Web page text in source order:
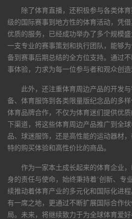
除了体育直播，还积极参与各类体
级的国际赛事到地方性的体育活动，凭
优质的服务，已经成功举办了多个规模
一支专业的赛事策划和执行团队，能够
备到赛事后期总结的全方位支持。通过
事体验，力求为每一位参与者和观众创造
此外，还注重体育周边产品的开发
备、体育服饰到各类限量版纪念品的多
体育品牌合作，不仅为体育迷们提供优
下渠道，将这些体育周边产品推广到全
品、球迷服饰，还是高性能的运动器材
特的购买体验和高性价比的商品。
作为一家本土成长起来的体育企业，
身的责任与使命，始终秉持着“创新、专
续推动着体育产业的多元化和国际化进
有一席之地，更通过不断扩展国际合作
局。未来，将继续致力于为全球体育爱